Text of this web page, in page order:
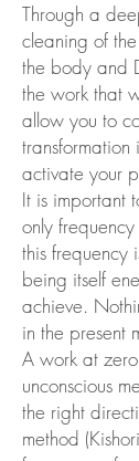
Through a
cleaning of
the body and
the work that
allow you to
transformation
activate your
It is important
only
this frequency
being itself
achieve.
in the present
A work at
unconscious
the right
method